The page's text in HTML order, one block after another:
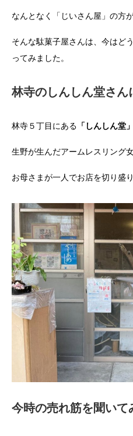
なんとなく「じいさん屋」の方
そんな駄菓子屋さんは、今はど
ってみました。
林寺のしんしん堂さん
林寺５丁目にある 「しんしん堂」
生野が生んだアームレスリング
お母さまが一人でお店を切り盛
今時の売れ筋を聞いて